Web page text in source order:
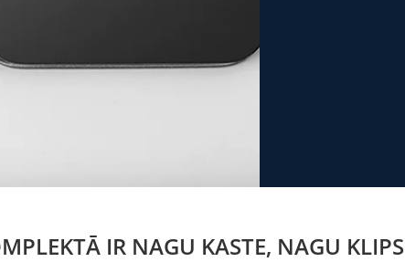
IR NAGU KASTE, NAGU